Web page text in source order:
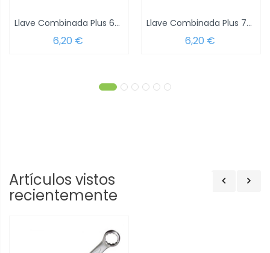
Llave Combinada Plus 6x6 DIN 3113
6,20 €
Llave Combinada Plus 7x7 DIN 3113
6,20 €
Artículos vistos
recientemente